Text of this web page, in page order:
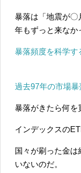
暴落は「地震が〇
年もずっと来なか
暴落頻度を科学す
過去97年の市場
暴落がきたら何を
インデックスの
国々が刷った金
いないのだ。